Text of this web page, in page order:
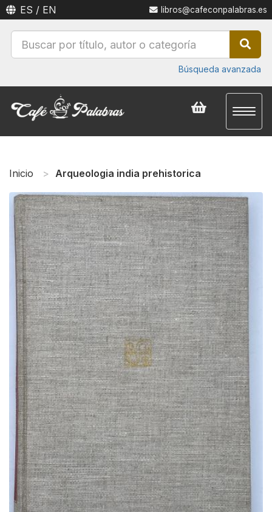
ES / EN libros@cafeconpalabras.es
Búsqueda avanzada
Inicio Arqueologia india prehistorica